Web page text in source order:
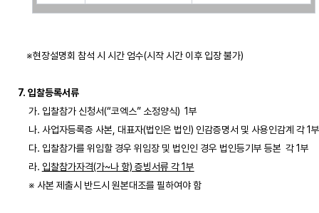
※현장설명회 참석 시 시간 엄수(시작 시간 이후 입장 불가)
7. 입찰등록서류
     가. 입찰참가 신청서(“코엑스” 소정양식)  1부
     나. 사업자등록증 사본, 대표자(법인은 법인) 인감증명서 및 사용인감계 각 1부
     다. 입찰참가를 위임할 경우 위임장 및 법인인 경우 법인등기부 등본  각 1부
     라.
입찰참가자격(가~나 항) 증빙서류 각 1부
     ※ 사본 제출시 반드시 원본대조를 필하여야 함